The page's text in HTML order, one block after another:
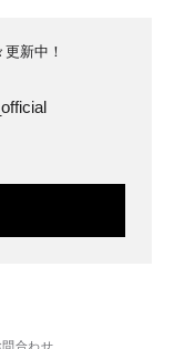
新中！
問合わせ